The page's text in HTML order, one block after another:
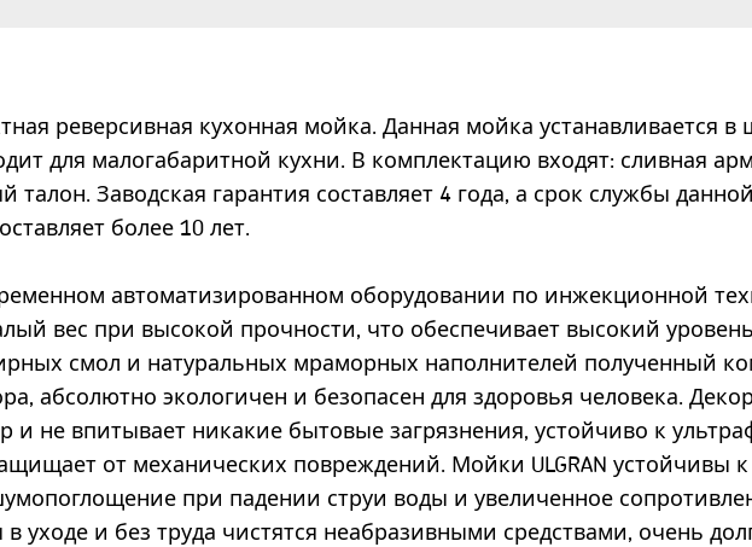
реверсивная кухонная мойка. Данная мойка устанавливается
для малогабаритной кухни. В комплектацию входят: сливная
талон. Заводская гарантия составляет 4 года, а срок службы
более 10 лет.
автоматизированном оборудовании по инжекционной
вес при высокой прочности, что обеспечивает высокий
смол и натуральных мраморных наполнителей полученный
абсолютно экологичен и безопасен для здоровья человека.
и не впитывает никакие бытовые загрязнения, устойчиво к
от механических повреждений. Мойки ULGRAN устойчивы
при падении струи воды и увеличенное
уходе и без труда чистятся неабразивными средствами, очень